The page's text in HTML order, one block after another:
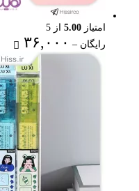
امتیاز 5.00 از 5
رایگان – ۳۶,۰۰۰